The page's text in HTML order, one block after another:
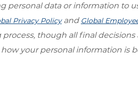
personal data or information to
Privacy Policyand Global
though all final
your personal information is